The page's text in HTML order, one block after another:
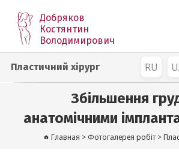
Добряков
Костянтин
Володимирович
RU
Пластичний хірург
Збільшення
анатомічними
Главная > Фотогалерея робіт >